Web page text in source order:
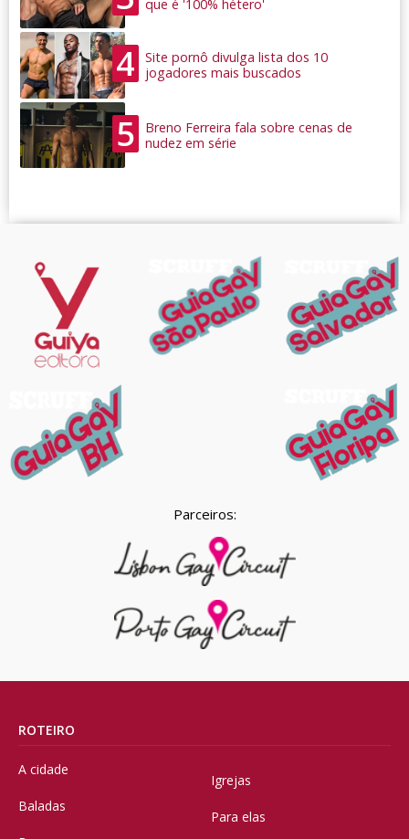
que é '100% hétero'
4
Site pornô divulga lista dos 10
jogadores mais buscados
5
Breno Ferreira fala sobre cenas de
nudez em série
Parceiros:
ROTEIRO
A cidade
Baladas
Igrejas
Para elas